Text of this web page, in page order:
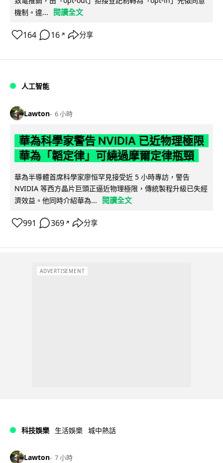
機制。違...
閱讀全文
164 16 ↗ 分享
人工智能
Lawton 6 小時
華為科學家警告 NVIDIA 已近物理極限
華為「韜定律」可繞過摩爾定律瓶頸
華為半導體首席科學家廖恒罕見接受近 5 小時專訪，警告
NVIDIA 等西方晶片巨頭正逼近物理極限，傳統製程升級已失經
濟效益。他同時介紹華為...
閱讀全文
991 369 ↗ 分享
ADVERTISEMENT
科技娛樂 生活娛樂 城中熱話
Lawton 7 小時